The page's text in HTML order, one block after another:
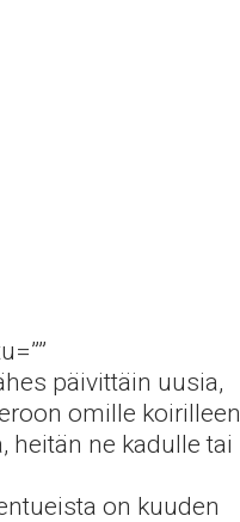
päivittäin uusia,
omille koirilleen
heitän ne kadulle tai
on kuuden